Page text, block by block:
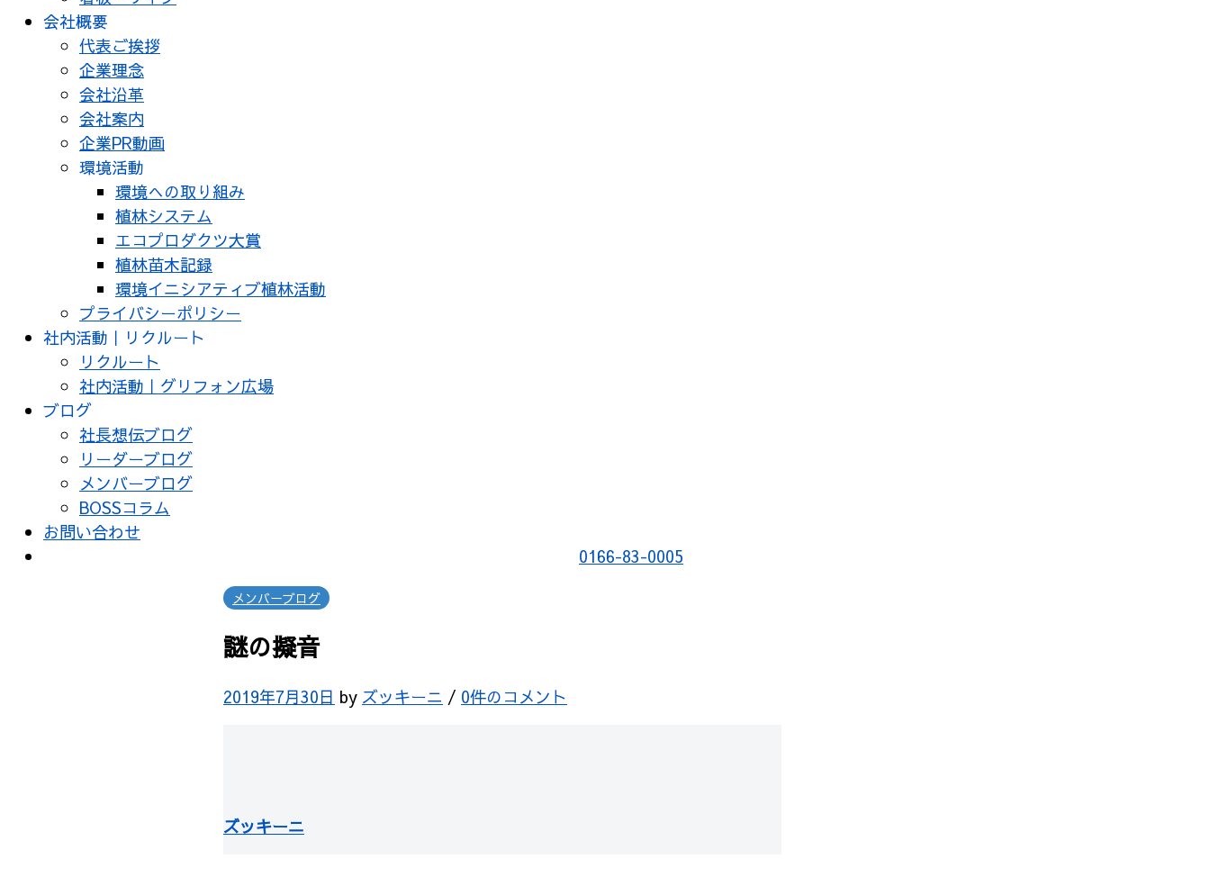
会社概要
代表ご挨拶
企業理念
会社沿革
会社案内
企業PR動画
環境活動
環境への取り組み
植林システム
エコプロダクツ大賞
植林苗木記録
環境イニシアティブ植林活動
プライバシーポリシー
社内活動｜リクルート
リクルート
社内活動｜グリフォン広場
ブログ
社長想伝ブログ
リーダーブログ
メンバーブログ
BOSSコラム
お問い合わせ
0166-83-0005
メンバーブログ
謎の擬音
2019年7月30日 by ズッキーニ / 0件のコメント
ズッキーニ